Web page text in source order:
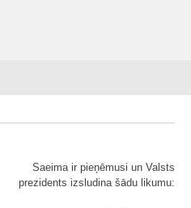
Saeima ir pieņēmusi un Valsts
prezidents izsludina šādu likumu: